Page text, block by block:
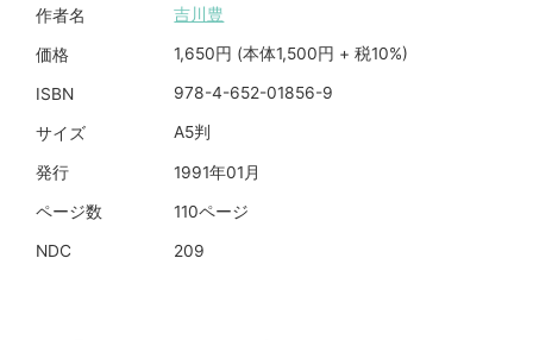
作者名 吉川豊
価格 1,650円 (本体1,500円 + 税10%)
ISBN 978-4-652-01856-9
サイズ A5判
発行 1991年01月
ページ数 110ページ
NDC 209